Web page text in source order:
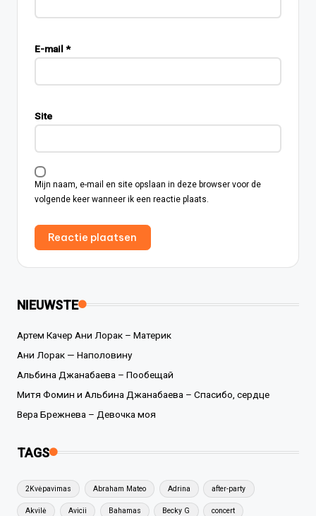
E-mail *
Site
Mijn naam, e-mail en site opslaan in deze browser voor de
volgende keer wanneer ik een reactie plaats.
NIEUWSTE
Артем Качер Ани Лорак – Материк
Ани Лорак — Наполовину
Альбина Джанабаева – Пообещай
Митя Фомин и Альбина Джанабаева – Спасибо, сердце
Вера Брежнева – Девочка моя
TAGS
2Kvėpavimas Abraham Mateo Adrina after-party
Akvilė Avicii Bahamas Becky G concert